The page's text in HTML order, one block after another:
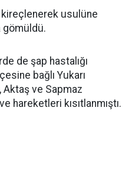
kireçlenerek usulüne
gömüldü.
de şap hastalığı
bağlı Yukarı
Aktaş ve Sapmaz
hareketleri kısıtlanmıştı.